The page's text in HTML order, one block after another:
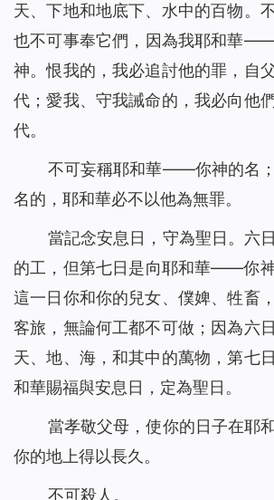
天、下地和地底下、水中的百物。
也不可事奉它們，因為我耶和華
神。恨我的，我必追討他的罪，自
代；愛我、守我誡命的，我必向他
代。
不可妄稱耶和華——你神的名
名的，耶和華必不以他為無罪。
當記念安息日，守為聖日。六
的工，但第七日是向耶和華——你神
這一日你和你的兒女、僕婢、牲畜
客旅，無論何工都不可做；因為六
天、地、海，和其中的萬物，第七
和華賜福與安息日，定為聖日。
當孝敬父母，使你的日子在
你的地上得以長久。
不可殺人。